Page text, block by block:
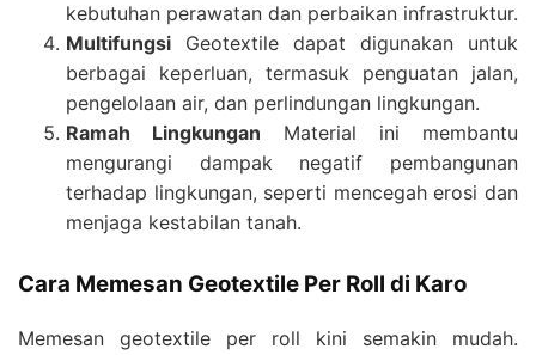
kebutuhan perawatan dan perbaikan infrastruktur.
Multifungsi Geotextile dapat digunakan untuk
berbagai keperluan, termasuk penguatan jalan,
pengelolaan air, dan perlindungan lingkungan.
Ramah Lingkungan Material ini membantu
mengurangi dampak negatif pembangunan
terhadap lingkungan, seperti mencegah erosi dan
menjaga kestabilan tanah.
Cara Memesan Geotextile Per Roll di Karo
Memesan geotextile per roll kini semakin mudah.